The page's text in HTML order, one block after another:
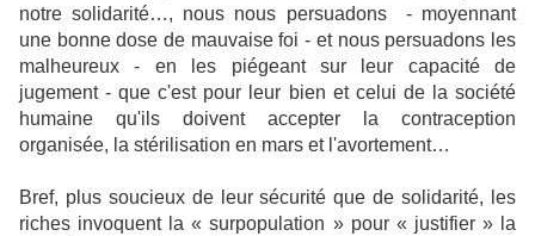
notre solidarité…, nous nous persuadons - moyennant
une bonne dose de mauvaise foi - et nous persuadons les
malheureux - en les piégeant sur leur capacité de
jugement - que c'est pour leur bien et celui de la société
humaine qu'ils doivent accepter la contraception
organisée, la stérilisation en mars et l'avortement…
Bref, plus soucieux de leur sécurité que de solidarité, les
riches invoquent la « surpopulation » pour « justifier » la